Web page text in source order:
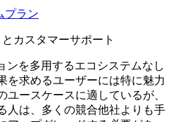
プラン
カスタマーサポート
ンを多用するエコシステムなし
を求めるユーザーには特に魅力
ースケースに適しているが、
人は、多くの競合他社よりも手